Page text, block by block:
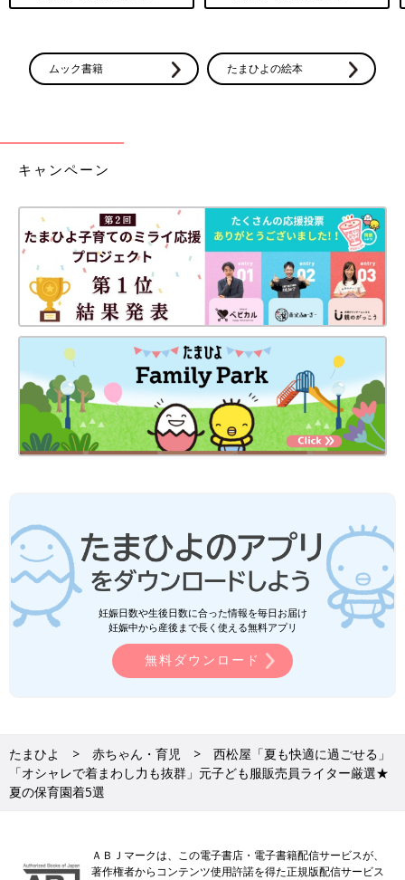
ムック書籍 たまひよの絵本
キャンペーン
妊娠日数や生後日数に合った情報を毎日お届け
妊娠中から産後まで長く使える無料アプリ
無料ダウンロード
たまひよ 赤ちゃん・育児
西松屋「夏も快適に過ごせる」
「オシャレで着まわし力も抜群」元子ども服販売員ライター厳選★
夏の保育園着5選
ＡＢＪマークは、この電子書店・電子書籍配信サービスが、
著作権者からコンテンツ使用許諾を得た正規版配信サービス